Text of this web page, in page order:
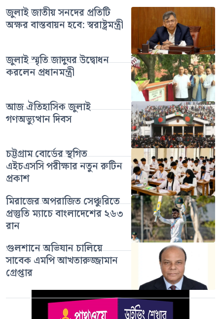
জুলাই জাতীয় সনদের প্রতিটি
অক্ষর বাস্তবায়ন হবে: স্বরাষ্ট্রমন্ত্রী
জুলাই স্মৃতি জাদুঘর উদ্বোধন
করলেন প্রধানমন্ত্রী
আজ ঐতিহাসিক জুলাই
গণঅভ্যুত্থান দিবস
চট্টগ্রাম বোর্ডের স্থগিত
এইচএসসি পরীক্ষার নতুন রুটিন
প্রকাশ
মিরাজের অপরাজিত সেঞ্চুরিতে
প্রস্তুতি ম্যাচে বাংলাদেশের ২৬৩
রান
গুলশানে অভিযান চালিয়ে
সাবেক এমপি আখতারুজ্জামান
গ্রেপ্তার